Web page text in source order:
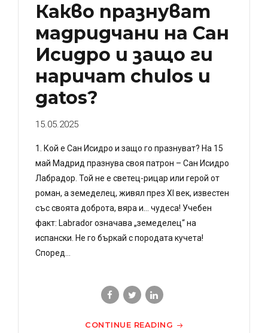
Какво празнуват
мадридчани на Сан
Исидро и защо ги
наричат chulos и
gatos?
15.05.2025
1. Кой е Сан Исидро и защо го празнуват? На 15
май Мадрид празнува своя патрон – Сан Исидро
Лабрадор. Той не е светец-рицар или герой от
роман, а земеделец, живял през XI век, известен
със своята доброта, вяра и… чудеса! Учебен
факт: Labrador означава „земеделец“ на
испански. Не го бъркай с породата кучета!
Според...
CONTINUE READING